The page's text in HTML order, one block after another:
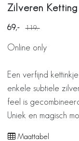
Zilveren
69 119
Online only
Een verfijnd
enkele subtiele
feel is
Uniek en magisch
Maattabel